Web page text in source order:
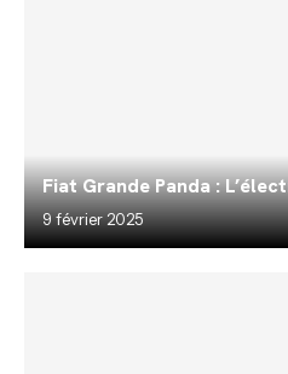
Fiat Grande Panda :
9 février 2025